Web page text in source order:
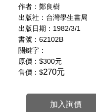
作者：鄭良樹
出版社：台灣學生書局
出版日期：1982/3/1
書號：62102B
關鍵字：
原價：$300元
售價：$270元
加入詢價